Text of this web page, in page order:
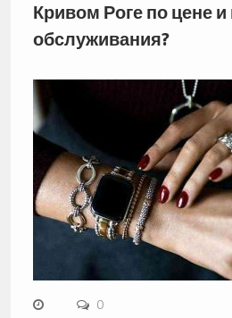
Кривом Роге по цене и
обслуживания?
0